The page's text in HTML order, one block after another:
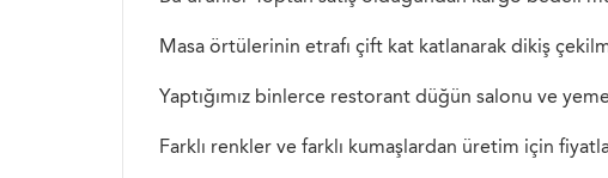
Masa örtülerinin etrafı çift kat katlanarak dikiş
Yaptığımız binlerce restorant düğün salonu ve
Farklı renkler ve farklı kumaşlardan üretim için